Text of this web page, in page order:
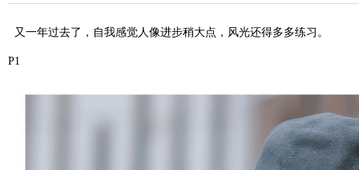
又一年过去了，自我感觉人像进步稍大点，风光还得多多练习。
P1